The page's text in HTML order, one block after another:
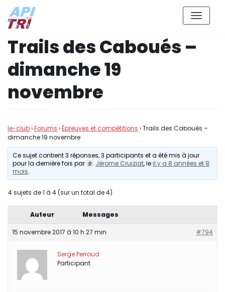
Aller
au
contenu
Trails des Caboués –
dimanche 19
novembre
le-club›Forums ›Épreuves et compétitions ›Trails des Caboués –
dimanche 19 novembre
Ce sujet contient 3 réponses, 3 participants et a été mis à jour
pour la dernière fois par
Jérome Cruiziat, leil y a 8 années et 8
mois.
4 sujets de 1 à 4 (sur un total de 4)
Auteur Messages
15 novembre 2017 à 10 h 27 min #794
Serge Perroud
Participant